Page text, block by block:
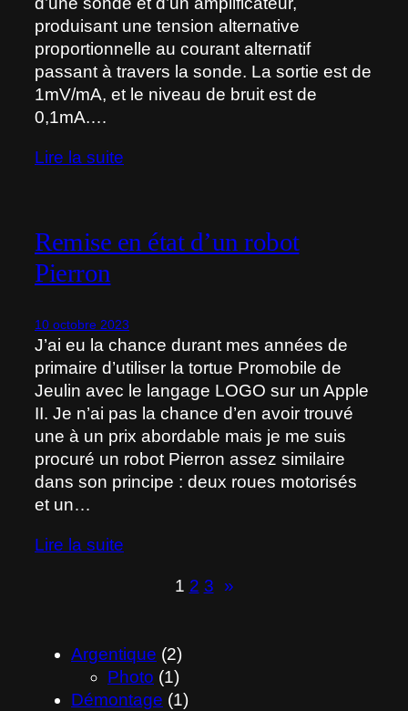
produisant une tension alternative
proportionnelle au courant alternatif
passant à travers la sonde. La sortie est de
1mV/mA, et le niveau de bruit est de
0,1mA.…
Lire la suite
Remise en état d’un robot
Pierron
10 octobre 2023
J’ai eu la chance durant mes années de
primaire d’utiliser la tortue Promobile de
Jeulin avec le langage LOGO sur un Apple
II. Je n’ai pas la chance d’en avoir trouvé
une à un prix abordable mais je me suis
procuré un robot Pierron assez similaire
dans son principe : deux roues motorisés
et un…
Lire la suite
1 2 3 »
Argentique (2)
Photo (1)
Démontage (1)